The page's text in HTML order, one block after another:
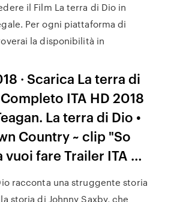
il Film La terra di Dio in
Per ogni piattaforma di
la disponibilità in
· Scarica La terra di
ITA HD 2018
La terra di Dio •
Country ~ clip "So
vuoi fare Trailer ITA …
racconta una struggente storia
storia di Johnny Saxby, che